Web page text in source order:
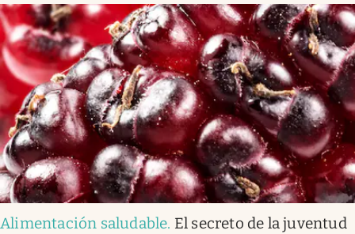
Alimentación saludable. El secreto de la juventud